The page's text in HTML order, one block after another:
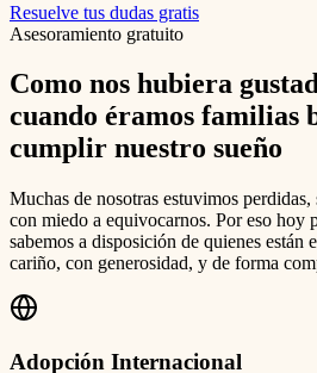
Resuelve tus dudas gratis
Asesoramiento gratuito
Como nos hubiera
cuando éramos familias
cumplir nuestro sueño
Muchas de nosotras estuvimos
con miedo a equivocarnos. Por eso hoy
sabemos a disposición de quienes
cariño, con generosidad, y de forma
Adopción Internacional